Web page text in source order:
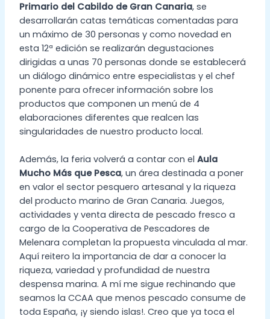
Primario del Cabildo de Gran Canaria, se
desarrollarán catas temáticas comentadas para
un máximo de 30 personas y como novedad en
esta 12ª edición se realizarán degustaciones
dirigidas a unas 70 personas donde se establecerá
un diálogo dinámico entre especialistas y el chef
ponente para ofrecer información sobre los
productos que componen un menú de 4
elaboraciones diferentes que realcen las
singularidades de nuestro producto local.
Además, la feria volverá a contar con el Aula
Mucho Más que Pesca, un área destinada a poner
en valor el sector pesquero artesanal y la riqueza
del producto marino de Gran Canaria. Juegos,
actividades y venta directa de pescado fresco a
cargo de la Cooperativa de Pescadores de
Melenara completan la propuesta vinculada al mar.
Aquí reitero la importancia de dar a conocer la
riqueza, variedad y profundidad de nuestra
despensa marina. A mí me sigue rechinando que
seamos la CCAA que menos pescado consume de
toda España, ¡y siendo islas!. Creo que ya toca el